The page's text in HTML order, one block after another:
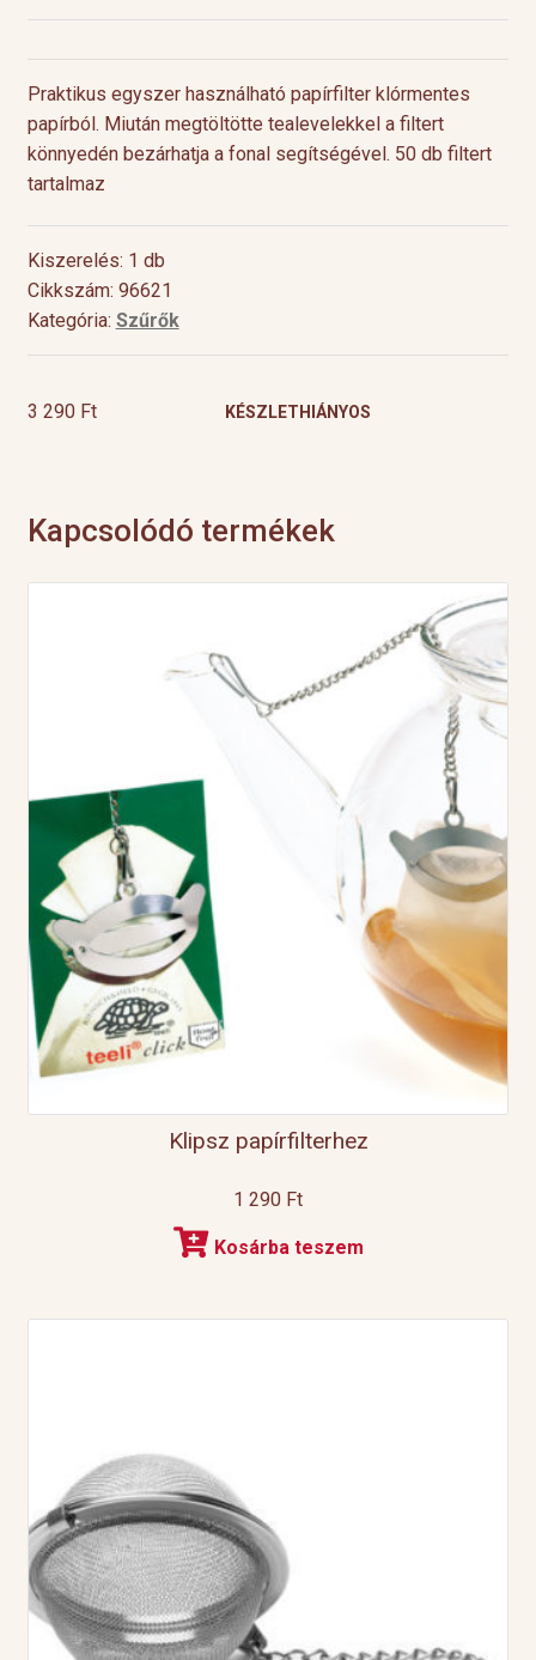
Praktikus egyszer használható papírfilter klórmentes
papírból. Miután megtöltötte tealevelekkel a filtert
könnyedén bezárhatja a fonal segítségével. 50 db filtert
tartalmaz
Kiszerelés: 1 db
Cikkszám: 96621
Kategória: Szűrők
3 290 Ft KÉSZLETHIÁNYOS
Kapcsolódó termékek
Klipsz papírfilterhez
1 290 Ft
Kosárba teszem